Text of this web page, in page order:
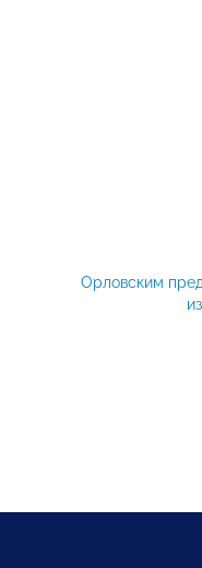
Орловским